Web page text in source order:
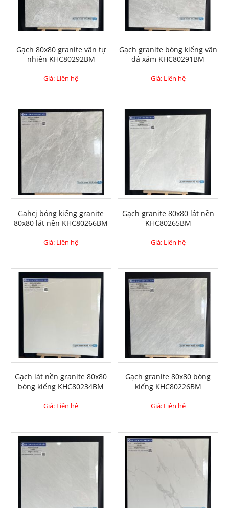
Gạch 80x80 granite vân tự
nhiên KHC80292BM
Giá: Liên hệ
Gạch granite bóng kiếng vân
đá xám KHC80291BM
Giá: Liên hệ
Gahcj bóng kiếng granite
80x80 lát nền KHC80266BM
Giá: Liên hệ
Gạch granite 80x80 lát nền
KHC80265BM
Giá: Liên hệ
Gạch lát nền granite 80x80
bóng kiếng KHC80234BM
Giá: Liên hệ
Gạch granite 80x80 bóng
kiếng KHC80226BM
Giá: Liên hệ